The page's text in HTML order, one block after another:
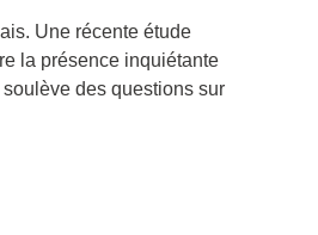
Une récente étude
la présence inquiétante
des questions sur